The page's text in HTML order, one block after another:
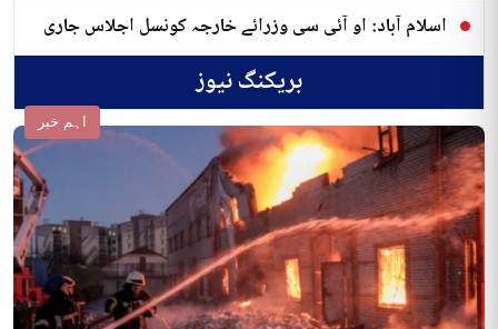
او آئی سی کانفرنس کی آڑ میں اسپیکر نے آئین شکنی کی،
شہباز
بریکنگ نیوز
اہم خبر